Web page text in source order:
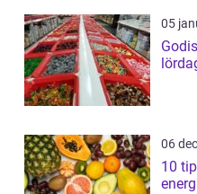
05
06
10